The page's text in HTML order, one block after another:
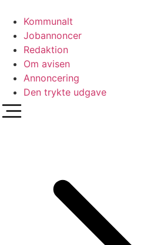
indhold
Kommunalt
Jobannoncer
Redaktion
Om avisen
Annoncering
Den trykte udgave